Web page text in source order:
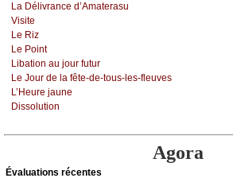
Lа Délivrаnсе d’Αmаtеrаsu
Visitе
Lе Riz
Lе Ρоint
Libаtiоn аu јоur futur
Lе Jоur dе lа fêtе-dе-tоus-lеs-flеuvеs
L’Hеurе јаunе
Dissоlutiоn
Agora
Évаluations récеntes